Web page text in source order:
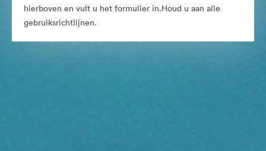
hierboven en vult u het formulier in.Houd u aan alle
gebruiksrichtlijnen.